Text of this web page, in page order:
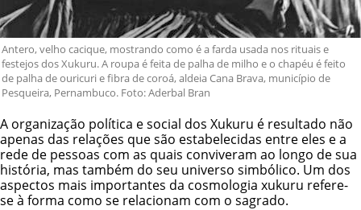
Antero, velho cacique, mostrando como é a farda usada nos rituais e
festejos dos Xukuru. A roupa é feita de palha de milho e o chapéu é feito
de palha de ouricuri e fibra de coroá, aldeia Cana Brava, município de
Pesqueira, Pernambuco. Foto: Aderbal Bran
A organização política e social dos Xukuru é resultado não
apenas das relações que são estabelecidas entre eles e a
rede de pessoas com as quais conviveram ao longo de sua
história, mas também do seu universo simbólico. Um dos
aspectos mais importantes da cosmologia xukuru refere-
se à forma como se relacionam com o sagrado.